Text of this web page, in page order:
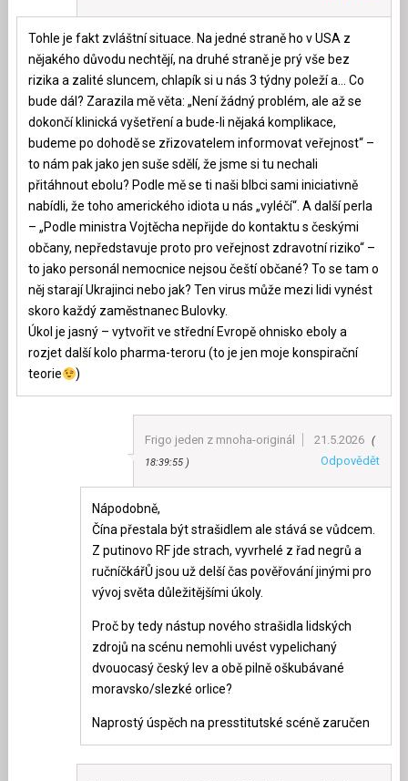
Tohle je fakt zvláštní situace. Na jedné straně ho v USA z
nějakého důvodu nechtějí, na druhé straně je prý vše bez
rizika a zalité sluncem, chlapík si u nás 3 týdny poleží a… Co
bude dál? Zarazila mě věta: „Není žádný problém, ale až se
dokončí klinická vyšetření a bude-li nějaká komplikace,
budeme po dohodě se zřizovatelem informovat veřejnost“ –
to nám pak jako jen suše sdělí, že jsme si tu nechali
přitáhnout ebolu? Podle mě se ti naši blbci sami iniciativně
nabídli, že toho amerického idiota u nás „vyléčí“. A další perla
– „Podle ministra Vojtěcha nepřijde do kontaktu s českými
občany, nepředstavuje proto pro veřejnost zdravotní riziko“ –
to jako personál nemocnice nejsou čeští občané? To se tam o
něj starají Ukrajinci nebo jak? Ten virus může mezi lidi vynést
skoro každý zaměstnanec Bulovky.
Úkol je jasný – vytvořit ve střední Evropě ohnisko eboly a
rozjet další kolo pharma-teroru (to je jen moje konspirační
teorie
)
Frigo jeden z mnoha-originál 21.5.2026
18:39:55 Odpovědět
Nápodobně,
Čína přestala být strašidlem ale stává se vůdcem.
Z putinovo RF jde strach, vyvrhelé z řad negrů a
ručníčkářŮ jsou už delší čas pověřování jinými pro
vývoj světa důležitějšími úkoly.
Proč by tedy nástup nového strašidla lidských
zdrojů na scénu nemohli uvést vypelichaný
dvouocasý český lev a obě pilně oškubávané
moravsko/slezké orlice?
Naprostý úspěch na presstitutské scéně zaručen